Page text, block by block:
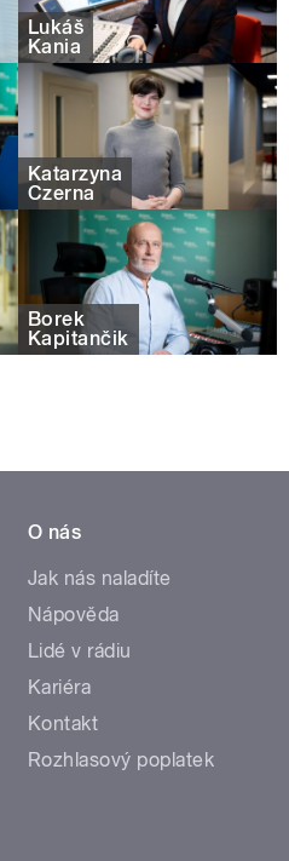
Lukáš
Kania
Katarzyna
Czerna
Borek
Kapitančik
O nás
Jak nás naladíte
Nápověda
Lidé v rádiu
Kariéra
Kontakt
Rozhlasový poplatek